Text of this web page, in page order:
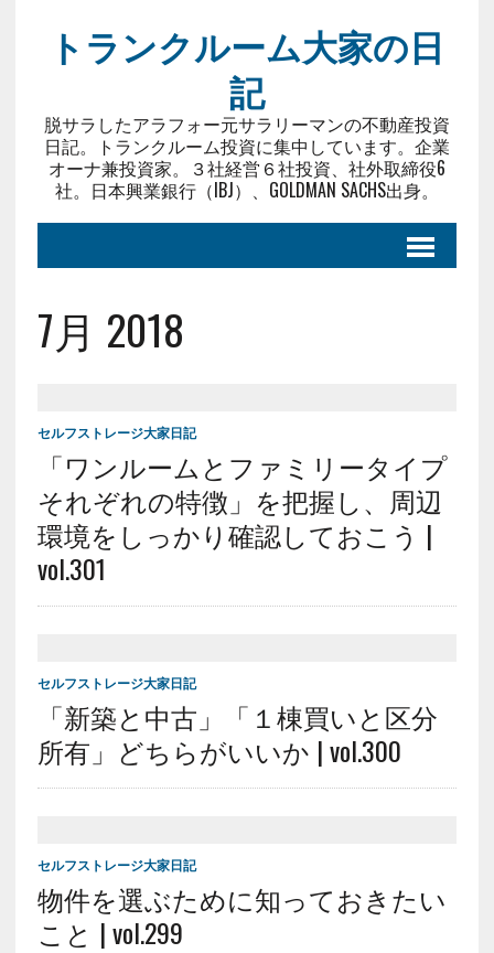
トランクルーム大家の日
記
脱サラしたアラフォー元サラリーマンの不動産投資
日記。トランクルーム投資に集中しています。企業
オーナ兼投資家。３社経営６社投資、社外取締役6
社。日本興業銀行（IBJ）、GOLDMAN SACHS出身。
7月 2018
セルフストレージ大家日記
「ワンルームとファミリータイプ
それぞれの特徴」を把握し、周辺
環境をしっかり確認しておこう |
vol.301
セルフストレージ大家日記
「新築と中古」「１棟買いと区分
所有」どちらがいいか | vol.300
セルフストレージ大家日記
物件を選ぶために知っておきたい
こと | vol.299